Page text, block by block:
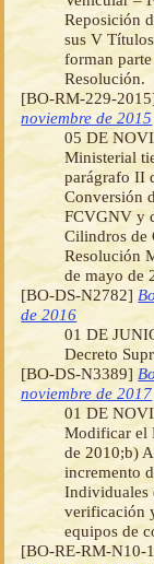
Reposición
sus V
forman
Resolución.
[BO-RM-229-
noviembre de 2015
05 DE
Ministerial
parágrafo II
Conversión
FCVGNV y
Cilindros de
Resolución
de mayo de
[BO-DS-N2782]
de 2016
01 DE
Decreto
[BO-DS-N3389]
noviembre de 2017
01 DE
Modificar el
de 2010;b)
incremento
Individuales
verificación
equipos de
[BO-RE-RM-N10-